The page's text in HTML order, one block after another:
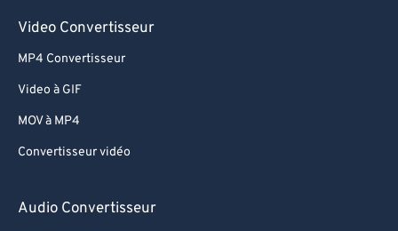
Video Convertisseur
MP4 Convertisseur
Video à GIF
MOV à MP4
Convertisseur vidéo
Audio Convertisseur